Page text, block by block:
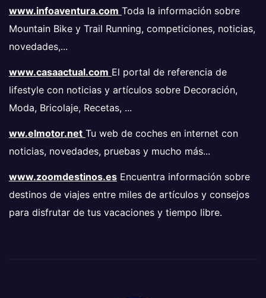
www.infoaventura.com Toda la información sobre
Mountain Bike y Trail Running, competiciones, noticias,
novedades,...
www.casaactual.com El portal de referencia de
lifestyle con noticias y artículos sobre Decoración,
Moda, Bricolaje, Recetas, ...
ww.elmotor.net Tu web de coches en internet con
noticias, novedades, pruebas y mucho más...
www.zoomdestinos.es Encuentra información sobre
destinos de viajes entre miles de artículos y consejos
para disfrutar de tus vacaciones y tiempo libre.